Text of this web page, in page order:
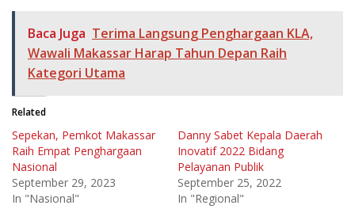
Baca Juga Terima Langsung Penghargaan KLA,
Wawali Makassar Harap Tahun Depan Raih
Kategori Utama
Related
Sepekan, Pemkot Makassar
Raih Empat Penghargaan
Nasional
September 29, 2023
In "Nasional"
Danny Sabet Kepala Daerah
Inovatif 2022 Bidang
Pelayanan Publik
September 25, 2022
In "Regional"